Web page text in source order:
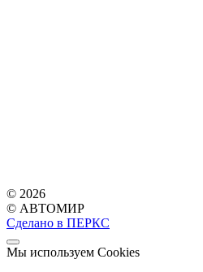
© 2026
© АВТОМИР
Сделано в ПЕРКС
Мы используем Cookies